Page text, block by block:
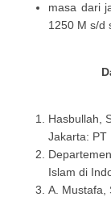
masa dari
1250 M s/d
Hasbullah,
Jakarta: PT
Islam di
A. Mustafa,